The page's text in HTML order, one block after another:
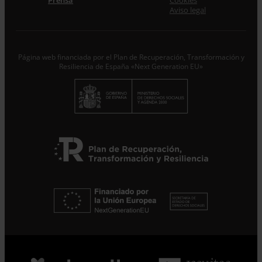
trataremos los datos aportados en calidad de
Responsable del tratamiento con la finalidad de…Seguir
Aviso legal
Página web financiada por el Plan de Recuperación, Transformación y
Resiliencia de España «Next Generation EU»